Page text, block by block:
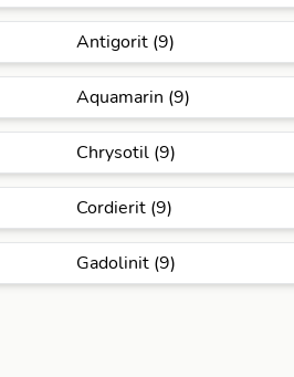
Antigorit (9)
Aquamarin (9)
Chrysotil (9)
Cordierit (9)
Gadolinit (9)